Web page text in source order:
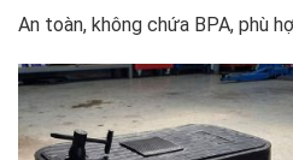
An toàn, không chứa BPA, phù